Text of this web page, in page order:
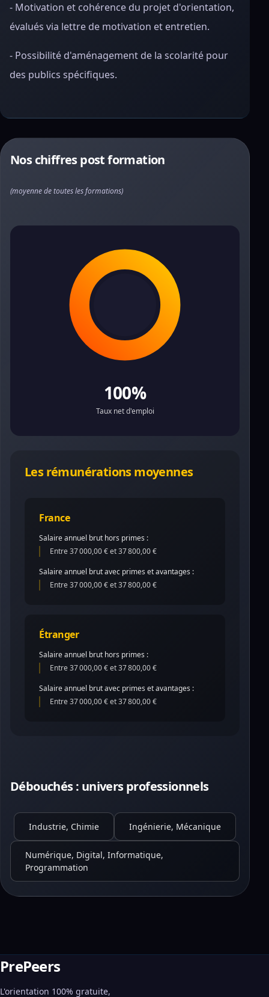
- Motivation et cohérence du projet d'orientation,
évalués via lettre de motivation et entretien.
- Possibilité d'aménagement de la scolarité pour
des publics spécifiques.
Nos chiffres post formation
(moyenne de toutes les formations)
100%
Taux net d'emploi
Les rémunérations moyennes
France
Salaire annuel brut hors primes :
Entre 37 000,00 € et 37 800,00 €
Salaire annuel brut avec primes et avantages :
Entre 37 000,00 € et 37 800,00 €
Étranger
Salaire annuel brut hors primes :
Entre 37 000,00 € et 37 800,00 €
Salaire annuel brut avec primes et avantages :
Entre 37 000,00 € et 37 800,00 €
Débouchés : univers professionnels
Industrie, Chimie Ingénierie, Mécanique
Numérique, Digital, Informatique,
Programmation
PrePeers
L'orientation 100% gratuite,